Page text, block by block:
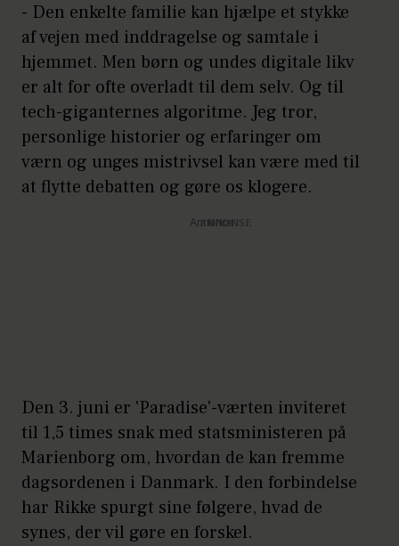
- Den enkelte familie kan hjælpe et stykke
af vejen med inddragelse og samtale i
hjemmet. Men børn og undes digitale likv
er alt for ofte overladt til dem selv. Og til
tech-giganternes algoritme. Jeg tror,
personlige historier og erfaringer om
værn og unges mistrivsel kan være med til
at flytte debatten og gøre os klogere.
Annonce
Den 3. juni er 'Paradise'-værten inviteret
til 1,5 times snak med statsministeren på
Marienborg om, hvordan de kan fremme
dagsordenen i Danmark. I den forbindelse
har Rikke spurgt sine følgere, hvad de
synes, der vil gøre en forskel.